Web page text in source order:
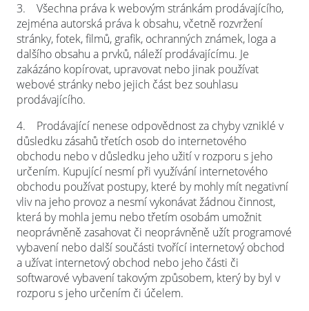
3. Všechna práva k webovým stránkám prodávajícího,
zejména autorská práva k obsahu, včetně rozvržení
stránky, fotek, filmů, grafik, ochranných známek, loga a
dalšího obsahu a prvků, náleží prodávajícímu. Je
zakázáno kopírovat, upravovat nebo jinak používat
webové stránky nebo jejich část bez souhlasu
prodávajícího.
4. Prodávající nenese odpovědnost za chyby vzniklé v
důsledku zásahů třetích osob do internetového
obchodu nebo v důsledku jeho užití v rozporu s jeho
určením. Kupující nesmí při využívání internetového
obchodu používat postupy, které by mohly mít negativní
vliv na jeho provoz a nesmí vykonávat žádnou činnost,
která by mohla jemu nebo třetím osobám umožnit
neoprávněně zasahovat či neoprávněně užít programové
vybavení nebo další součásti tvořící internetový obchod
a užívat internetový obchod nebo jeho části či
softwarové vybavení takovým způsobem, který by byl v
rozporu s jeho určením či účelem.